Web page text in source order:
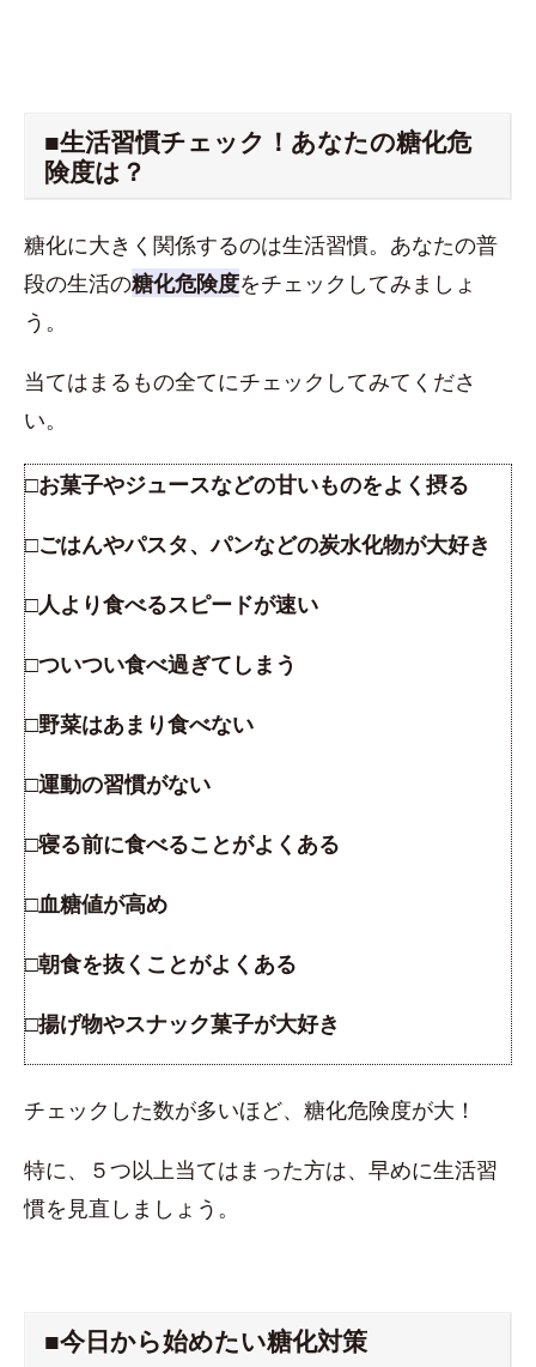
■生活習慣チェック！あなたの糖化危
険度は？
糖化に大きく関係するのは生活習慣。あなたの普
段の生活の糖化危険度をチェックしてみましょ
う。
当てはまるもの全てにチェックしてみてくださ
い。
□お菓子やジュースなどの甘いものをよく摂る
□ごはんやパスタ、パンなどの炭水化物が大好き
□人より食べるスピードが速い
□ついつい食べ過ぎてしまう
□野菜はあまり食べない
□運動の習慣がない
□寝る前に食べることがよくある
□血糖値が高め
□朝食を抜くことがよくある
□揚げ物やスナック菓子が大好き
チェックした数が多いほど、糖化危険度が大！
特に、５つ以上当てはまった方は、早めに生活習
慣を見直しましょう。
■今日から始めたい糖化対策